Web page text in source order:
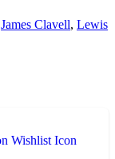
James Clavell, Lewis